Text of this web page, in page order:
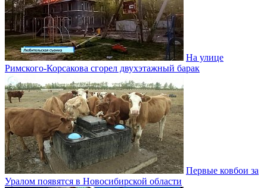
На улице
Римского-Корсакова сгорел двухэтажный барак
Первые ковбои за
Уралом появятся в Новосибирской области